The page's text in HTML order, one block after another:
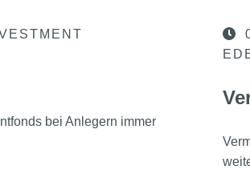
bei Anlegern immer